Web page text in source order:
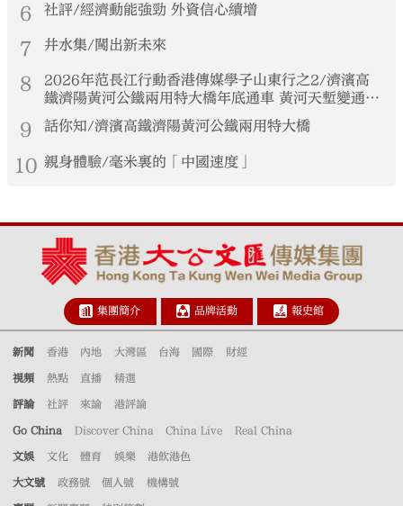
6 社評/經濟動能強勁 外資信心續增
7 井水集/闖出新未來
8
2026年范長江行動香港傳媒學子山東行之2/濟濱高
鐵濟陽黃河公鐵兩用特大橋年底通車 黃河天塹變通途
港生見證大國基建實力
9 話你知/濟濱高鐵濟陽黃河公鐵兩用特大橋
10 親身體驗/毫米裏的「中國速度」
集團簡介 品牌活動 報史館
新聞 香港 內地 大灣區 台海 國際 財經
視頻 熱點 直播 精選
評論 社評 來論 港評論
Go China Discover China China Live Real China
文娛 文化 體育 娛樂 港飲港色
大文號 政務號 個人號 機構號